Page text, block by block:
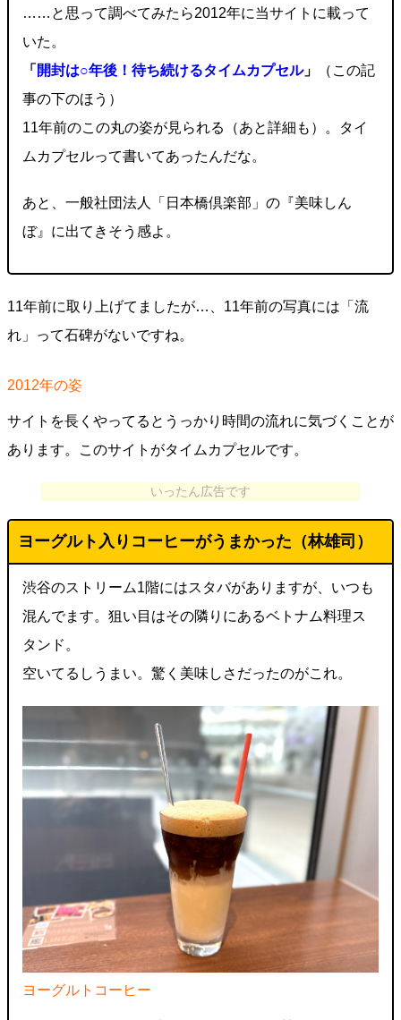
……と思って調べてみたら2012年に当サイトに載って
いた。
「 開封は○年後！待ち続けるタイムカプセル」
（この記
事の下のほう）
11年前のこの丸の姿が見られる（あと詳細も）。タイ
ムカプセルって書いてあったんだな。
あと、一般社団法人「日本橋倶楽部」の『美味しん
ぼ』に出てきそう感よ。
11年前に取り上げてましたが…、11年前の写真には「流
れ」って石碑がないですね。
2012年の姿
サイトを長くやってるとうっかり時間の流れに気づくことが
あります。このサイトがタイムカプセルです。
いったん広告です
ヨーグルト入りコーヒーがうまかった（林雄司）
渋谷のストリーム1階にはスタバがありますが、いつも
混んでます。狙い目はその隣りにあるベトナム料理ス
タンド。
空いてるしうまい。驚く美味しさだったのがこれ。
ヨーグルトコーヒー